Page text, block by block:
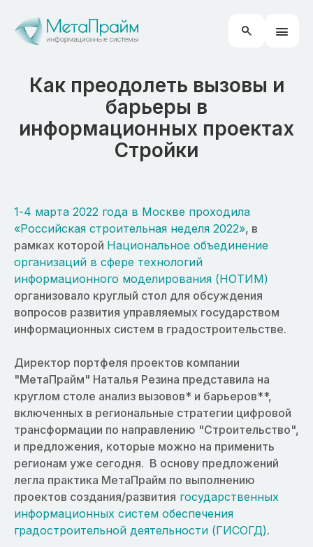
Как преодолеть вызовы и
барьеры в
информационных проектах
Стройки
1-4 марта 2022 года в Москве проходила
«Российская строительная неделя 2022», в
рамках которой Национальное объединение
организаций в сфере технологий
информационного моделирования (НОТИМ)
организовало круглый стол для обсуждения
вопросов развития управляемых государством
информационных систем в градостроительстве.
Директор портфеля проектов компании
"МетаПрайм" Наталья Резина представила на
круглом столе анализ вызовов* и барьеров**,
включенных в региональные стратегии цифровой
трансформации по направлению "Строительство",
и предложения, которые можно на применить
регионам уже сегодня. В основу предложений
легла практика МетаПрайм по выполнению
проектов создания/развития государственных
информационных систем обеспечения
градостроительной деятельности (ГИСОГД).